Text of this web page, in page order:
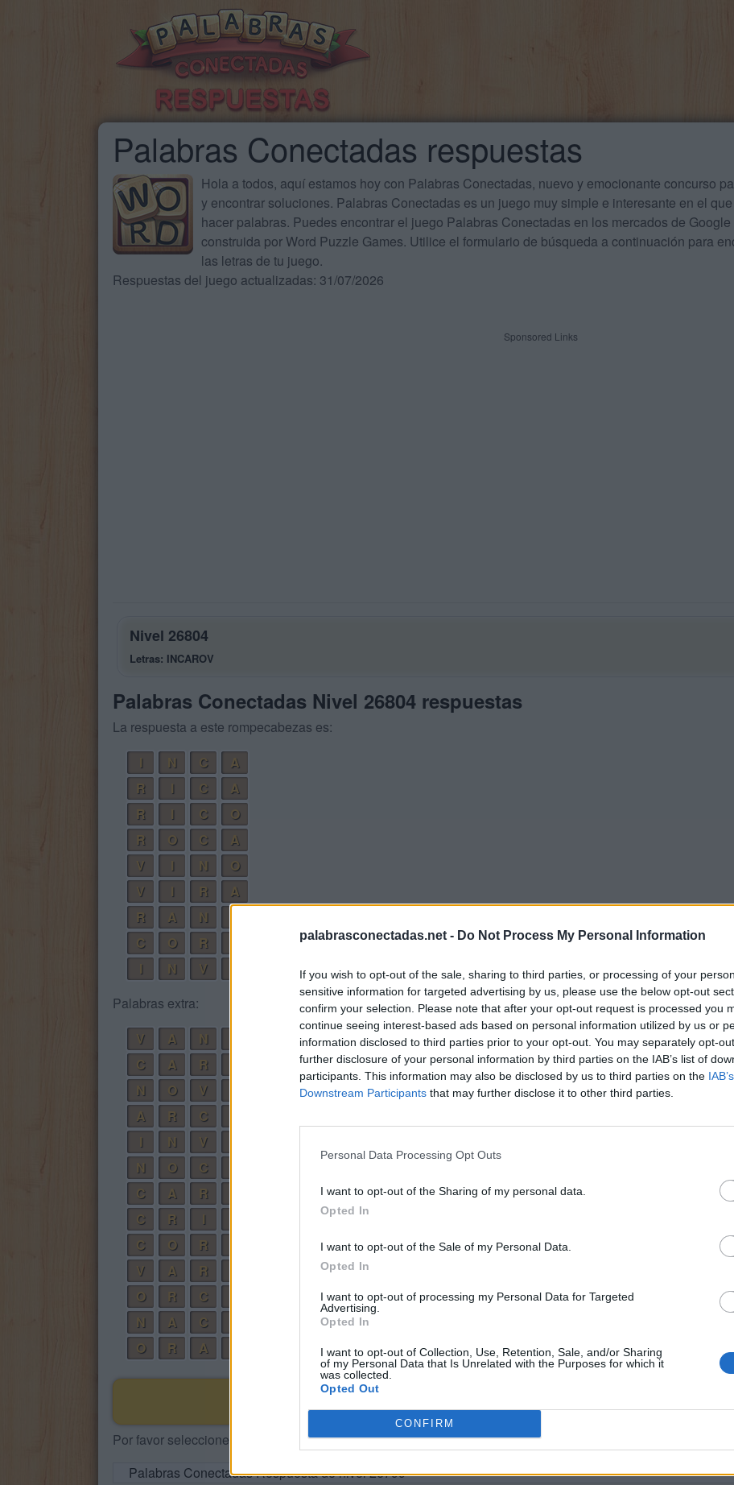
palabrasconectadas.net - Do Not Process My Personal Information
If you wish to opt-out of the sale, sharing to third parties, or processing of your
sensitive information for targeted advertising by us, please use the below opt-out
confirm your selection. Please note that after your opt-out request is processed you
continue seeing interest-based ads based on personal information utilized by us or
information disclosed to third parties prior to your opt-out. You may separately opt-
further disclosure of your personal information by third parties on the IAB’s list of
participants. This information may also be disclosed by us to third parties on the
Downstream Participants that may further disclose it to other third parties.
Personal Data Processing Opt Outs
I want to opt-out of the Sharing of my personal data.
Opted In
I want to opt-out of the Sale of my Personal Data.
Opted In
I want to opt-out of processing my Personal Data for Targeted
Advertising.
Opted In
I want to opt-out of Collection, Use, Retention, Sale, and/or Sharing
of my Personal Data that Is Unrelated with the Purposes for which it
was collected.
Opted Out
CONFIRM
Palabras Conectadas respuestas
Hola a todos, aquí estamos hoy con Palabras Conectadas, nuevo y emocionante concurso
y encontrar soluciones. Palabras Conectadas es un juego muy simple e interesante en el
hacer palabras. Puedes encontrar el juego Palabras Conectadas en los mercados de
construida por Word Puzzle Games. Utilice el formulario de búsqueda a continuación para
las letras de tu juego.
Respuestas del juego actualizadas: 31/07/2026
Sponsored Links
Nivel 26804
Letras: INCAROV
Palabras Conectadas Nivel 26804 respuestas
La respuesta a este rompecabezas es:
N C
A
R
C
A
R
C
O
R
O C
A
V
N
O
V
R
A
R
A N
C
O R N
A
N V A
R
Palabras extra:
V
A N
C
A R
N
O V
A
R C
N V
N
O C
C
A R
C
R
C
O R
V
A R
O
R C
N
A C
O
R A
BUSCAR MÁS RESPUESTAS
Por favor seleccione los niveles:
Palabras Conectadas Respuesta de nivel 26799